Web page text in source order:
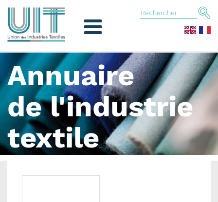
Annuaire
de l'industrie
textile